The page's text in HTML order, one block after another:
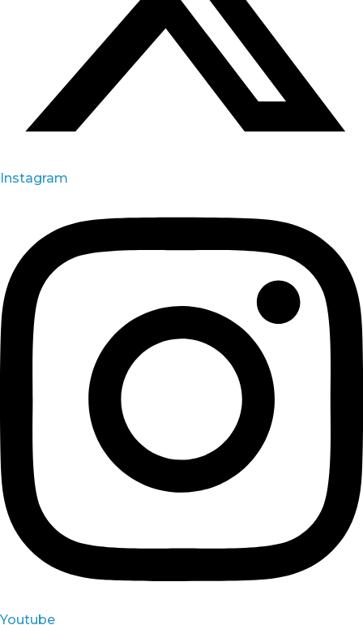
Instagram
Youtube